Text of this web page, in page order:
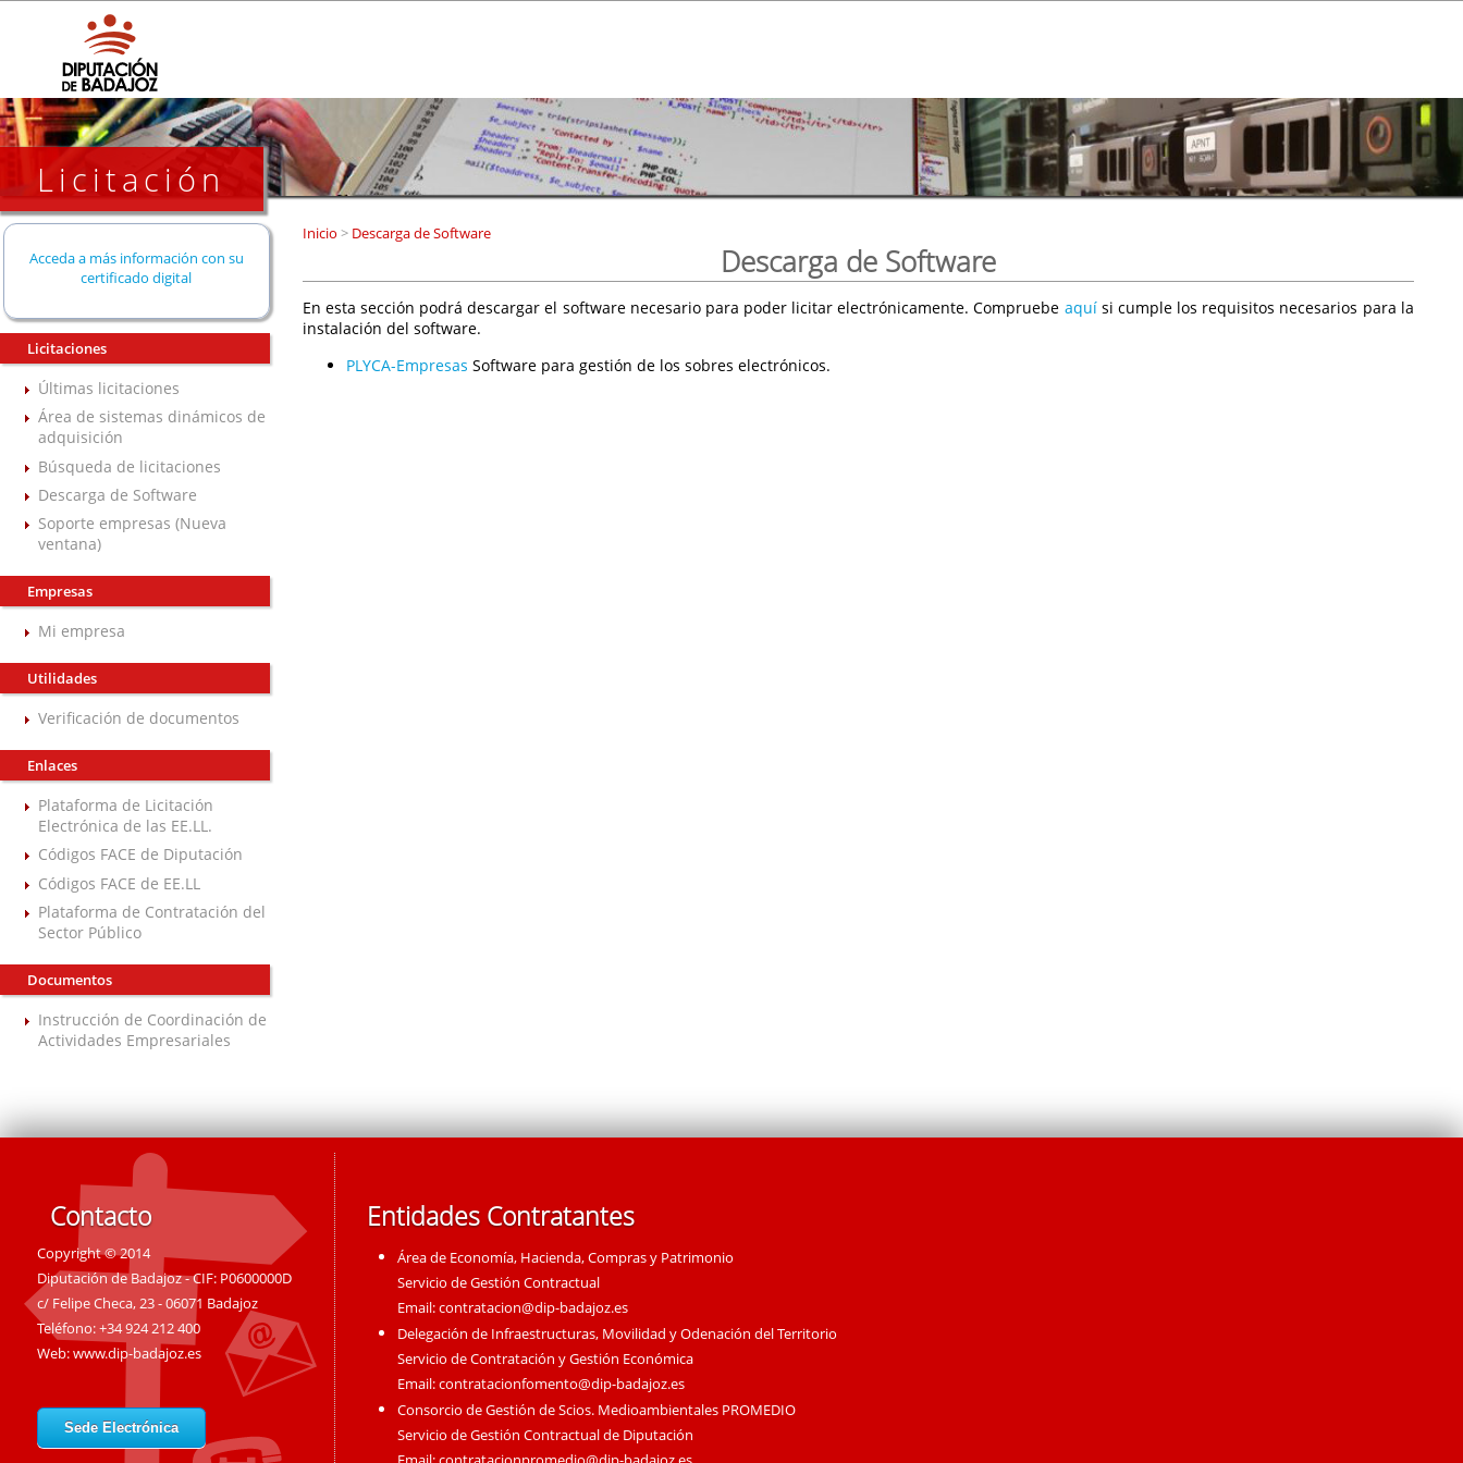
Licitación
Acceda a más información con su
certificado digital
Licitaciones
Últimas licitaciones
Área de sistemas dinámicos de
adquisición
Búsqueda de licitaciones
Descarga de Software
Soporte empresas (Nueva
ventana)
Empresas
Mi empresa
Utilidades
Verificación de documentos
Enlaces
Plataforma de Licitación
Electrónica de las EE.LL.
Códigos FACE de Diputación
Códigos FACE de EE.LL
Plataforma de Contratación del
Sector Público
Documentos
Instrucción de Coordinación de
Actividades Empresariales
Inicio >Descarga de Software
Descarga de Software
En esta sección podrá descargar el software necesario para poder licitar electrónicamente. Compruebe aquísi cumple los requisitos necesarios para la
instalación del software.
PLYCA-Empresas Software para gestión de los sobres electrónicos.
Contacto
Copyright © 2014
Diputación de Badajoz - CIF: P0600000D
c/ Felipe Checa, 23 - 06071 Badajoz
Teléfono: +34 924 212 400
Web:www.dip-badajoz.es
Sede Electrónica
Entidades Contratantes
Área de Economía, Hacienda, Compras y Patrimonio
Servicio de Gestión Contractual
Email:contratacion@dip-badajoz.es
Delegación de Infraestructuras, Movilidad y Odenación del Territorio
Servicio de Contratación y Gestión Económica
Email:contratacionfomento@dip-badajoz.es
Consorcio de Gestión de Scios. Medioambientales PROMEDIO
Servicio de Gestión Contractual de Diputación